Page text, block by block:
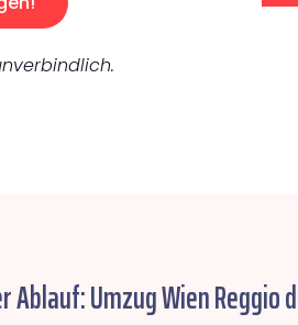
Ablauf: Umzug Wien Reggio